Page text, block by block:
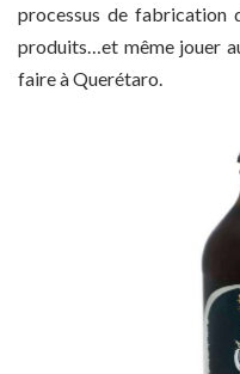
processus de fabrication
produits…et même jouer
faire à Querétaro.